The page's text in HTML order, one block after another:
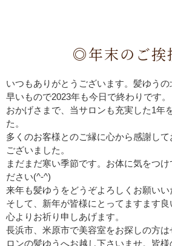
◎年末のご
いつもありがとうございます。髪ゆうの
早いもので2023年も今日で終わりです。
おかげさまで、当サロンも充実した1年
た。
多くのお客様とのご縁に心から感謝して
ございました。
まだまだ寒い季節です。お体に気をつけ
ださい(^-^)
来年も髪ゆうをどうぞよろしくお願いい
そして、新年が皆様にとってますます良
心よりお祈り申しあげます。
長浜市、米原市で美容室をお探しの方
ロンの髪ゆうへお越し下さいませ。皆